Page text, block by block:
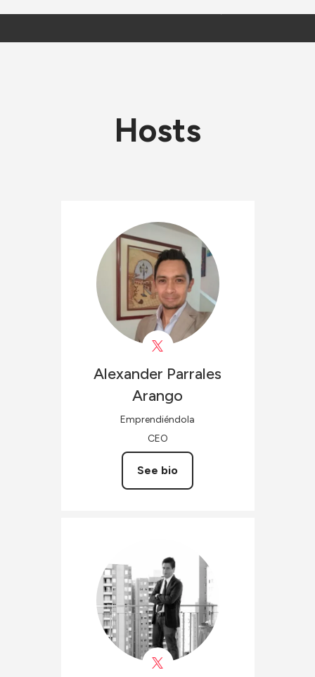
Hosts
Alexander Parrales
Arango
Emprendiéndola
CEO
See bio